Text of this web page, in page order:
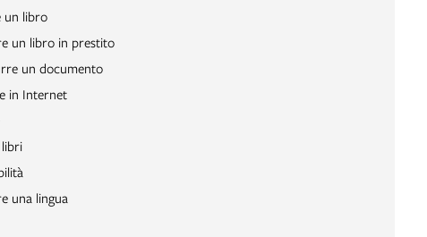
un libro
un libro in prestito
un documento
in Internet
una lingua